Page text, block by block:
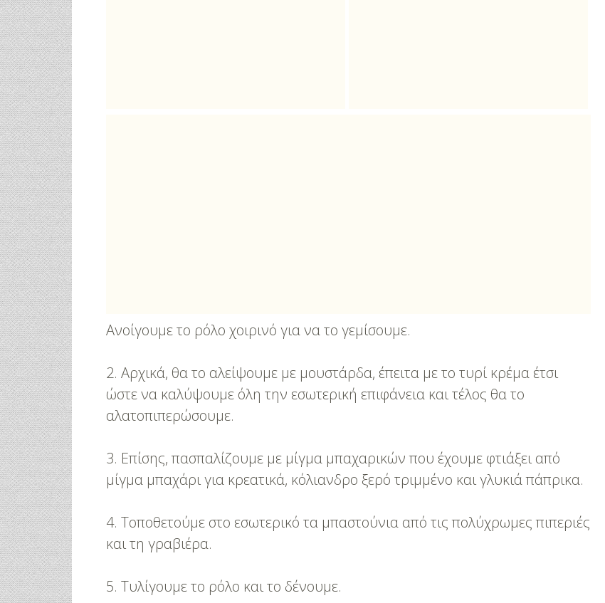
Ανοίγουμε το ρόλο χοιρινό για να το γεμίσουμε.
2. Αρχικά, θα το αλείψουμε με μουστάρδα, έπειτα με το τυρί κρέμα έτσι
ώστε να καλύψουμε όλη την εσωτερική επιφάνεια και τέλος θα το
αλατοπιπερώσουμε.
3. Επίσης, πασπαλίζουμε με μίγμα μπαχαρικών που έχουμε φτιάξει από
μίγμα μπαχάρι για κρεατικά, κόλιανδρο ξερό τριμμένο και γλυκιά πάπρικα.
4. Τοποθετούμε στο εσωτερικό τα μπαστούνια από τις πολύχρωμες πιπεριές
και τη γραβιέρα.
5. Τυλίγουμε το ρόλο και το δένουμε.